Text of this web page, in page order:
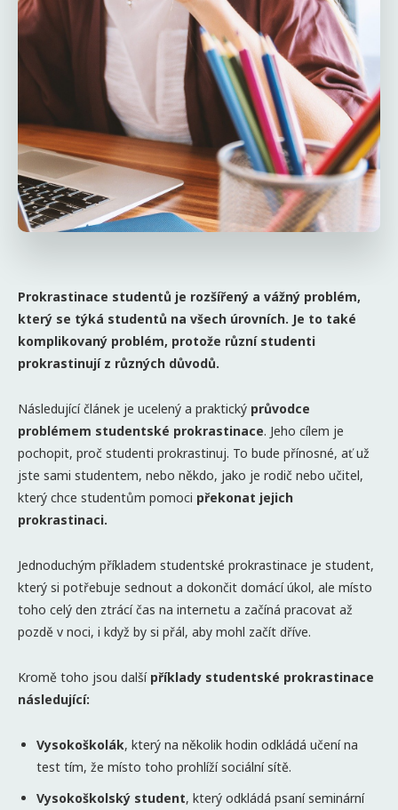
Prokrastinace studentů je rozšířený a vážný problém,
který se týká studentů na všech úrovních. Je to také
komplikovaný problém, protože různí studenti
prokrastinují z různých důvodů.
Následující článek je ucelený a praktický průvodce
problémem studentské prokrastinace. Jeho cílem je
pochopit, proč studenti prokrastinuj. To bude přínosné, ať už
jste sami studentem, nebo někdo, jako je rodič nebo učitel,
který chce studentům pomoci překonat jejich
prokrastinaci.
Jednoduchým příkladem studentské prokrastinace je student,
který si potřebuje sednout a dokončit domácí úkol, ale místo
toho celý den ztrácí čas na internetu a začíná pracovat až
pozdě v noci, i když by si přál, aby mohl začít dříve.
Kromě toho jsou další příklady studentské prokrastinace
následující:
Vysokoškolák, který na několik hodin odkládá učení na
test tím, že místo toho prohlíží sociální sítě.
Vysokoškolský student, který odkládá psaní seminární